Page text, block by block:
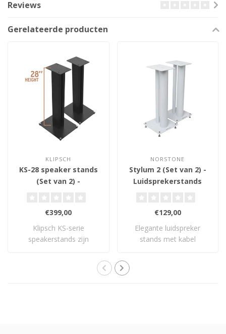
Reviews
Gerelateerde producten
KLIPSCH
KS-28 speaker stands
(Set van 2) -
€399,00
Klipsch KS-serie
speakerstands zijn
NORSTONE
Stylum 2 (Set van 2) -
Luidsprekerstands
€129,00
Elegante luidspreker
stands met kabel